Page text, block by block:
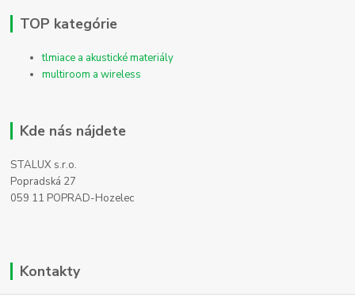
TOP kategórie
tlmiace a akustické materiály
multiroom a wireless
Kde nás nájdete
STALUX s.r.o.
Popradská 27
059 11 POPRAD-Hozelec
Kontakty